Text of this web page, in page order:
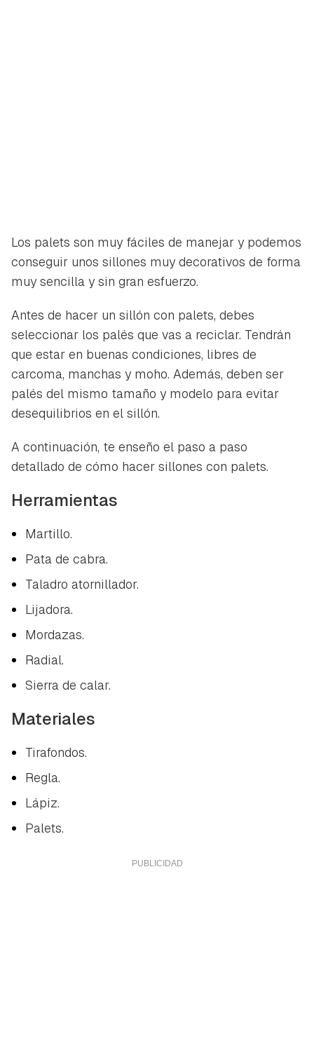
Los palets son muy fáciles de manejar y podemos
conseguir unos sillones muy decorativos de forma
muy sencilla y sin gran esfuerzo.
Antes de hacer un sillón con palets, debes
seleccionar los palés que vas a reciclar. Tendrán
que estar en buenas condiciones, libres de
carcoma, manchas y moho. Además, deben ser
palés del mismo tamaño y modelo para evitar
desequilibrios en el sillón.
A continuación, te enseño el paso a paso
detallado de cómo hacer sillones con palets.
Herramientas
Martillo.
Pata de cabra.
Taladro atornillador.
Lijadora.
Mordazas.
Radial.
Sierra de calar.
Materiales
Tirafondos.
Regla.
Lápiz.
Palets.